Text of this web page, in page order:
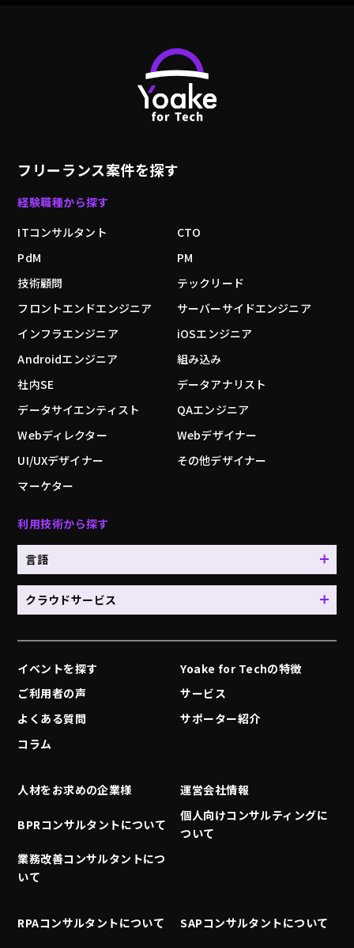
フリーランス案件を探す
経験職種から探す
ITコンサルタント
CTO
PdM
PM
技術顧問
テックリード
フロントエンドエンジニア
サーバーサイドエンジニア
インフラエンジニア
iOSエンジニア
Androidエンジニア
組み込み
社内SE
データアナリスト
データサイエンティスト
QAエンジニア
Webディレクター
Webデザイナー
UI/UXデザイナー
その他デザイナー
マーケター
利用技術から探す
言語
クラウドサービス
イベントを探す
Yoake for Techの特徴
ご利用者の声
サービス
よくある質問
サポーター紹介
コラム
人材をお求めの企業様 運営会社情報
BPRコンサルタントについて
個人向けコンサルティングに
ついて
業務改善コンサルタントにつ
いて
RPAコンサルタントについて SAPコンサルタントについて